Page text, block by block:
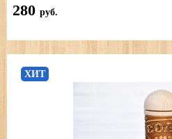
280 руб.
ХИТ